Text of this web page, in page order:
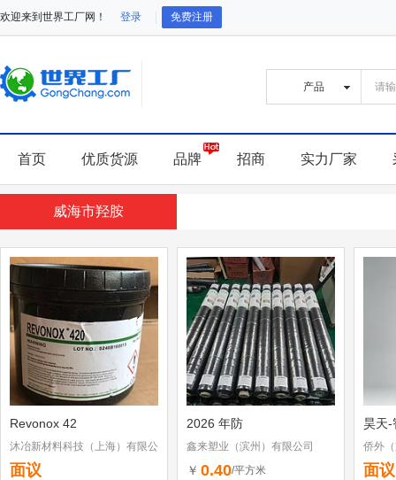
欢迎来到世界工厂网！ 登录 免费注册
首页 优质货源 品牌 招商 实力厂家
威海市羟胺
Revonox 42
沐冶新材料科技（上海）有限公
司
面议
2026 年防
鑫来塑业（滨州）有限公司
￥ 0.40/平方米
昊天-
侨外
面议